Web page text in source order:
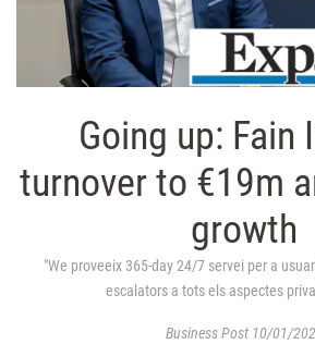
Going up: Fain
turnover to €19m
growth
"We proveeix 365-day 24/7 servei per a
escalators a tots els aspectes
Business Post 10/01/